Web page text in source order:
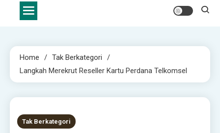
Home
Tak Berkategori
Langkah Merekrut Reseller Kartu Perdana Telkomsel
1 MIN READ
Tak Berkategori